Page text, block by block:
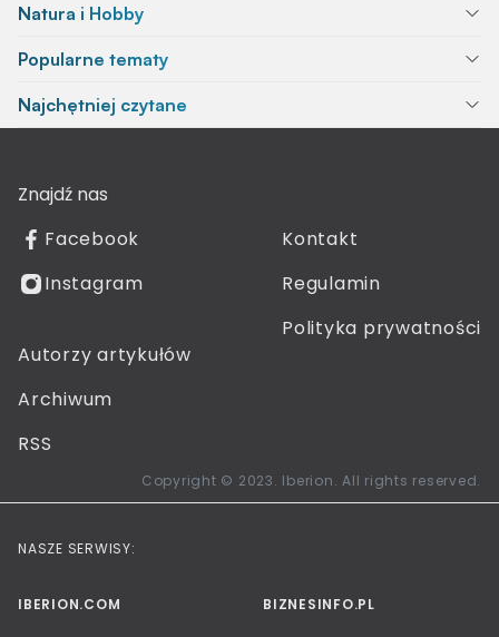
Natura i Hobby
Popularne tematy
Najchętniej czytane
Znajdź nas
Facebook
Instagram
Kontakt
Regulamin
Polityka prywatności
Autorzy artykułów
Archiwum
RSS
Copyright © 2023. Iberion. All rights reserved.
NASZE SERWISY:
IBERION.COM BIZNESINFO.PL